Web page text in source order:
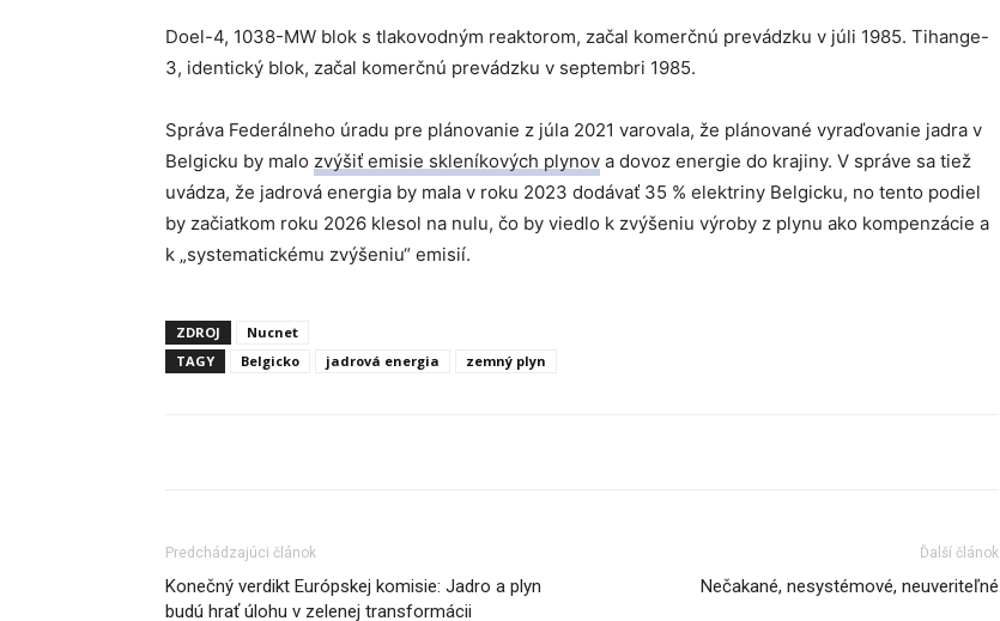
Doel-4, 1038-MW blok s tlakovodným reaktorom, začal komerčnú prevádzku v júli 1985. Tihange-
3, identický blok, začal komerčnú prevádzku v septembri 1985.
Správa Federálneho úradu pre plánovanie z júla 2021 varovala, že plánované vyraďovanie jadra v
Belgicku by malo zvýšiť emisie skleníkových plynov a dovoz energie do krajiny. V správe sa tiež
uvádza, že jadrová energia by mala v roku 2023 dodávať 35 % elektriny Belgicku, no tento podiel
by začiatkom roku 2026 klesol na nulu, čo by viedlo k zvýšeniu výroby z plynu ako kompenzácie a
k „systematickému zvýšeniu“ emisií.
ZDROJ
Nucnet
TAGY
Belgicko jadrová energia zemný plyn
Predchádzajúci článok
Konečný verdikt Európskej komisie: Jadro a plyn
budú hrať úlohu v zelenej transformácii
Ďalší článok
Nečakané, nesystémové, neuveriteľné